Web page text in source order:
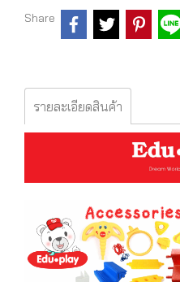
Share
รายละเอียดสินค้า